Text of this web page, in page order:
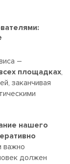
–
площадках,
заканчивая
нашего
важно
должен